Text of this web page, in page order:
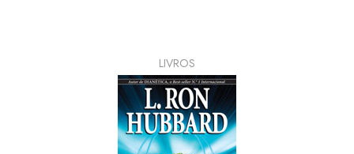
LIVROS